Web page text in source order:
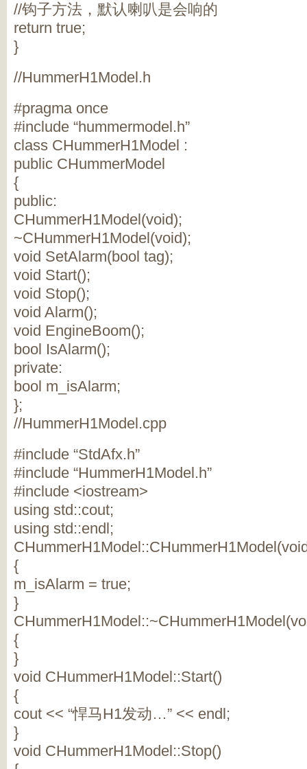
//钩子方法，默认喇叭是会响的
return true;
}
//HummerH1Model.h
#pragma once
#include “hummermodel.h”
class CHummerH1Model :
public CHummerModel
{
public:
CHummerH1Model(void);
~CHummerH1Model(void);
void SetAlarm(bool tag);
void Start();
void Stop();
void Alarm();
void EngineBoom();
bool IsAlarm();
private:
bool m_isAlarm;
};
//HummerH1Model.cpp
#include “StdAfx.h”
#include “HummerH1Model.h”
#include <iostream>
using std::cout;
using std::endl;
{
m_isAlarm = true;
}
{
}
void CHummerH1Model::Start()
{
cout << “悍马H1发动…” << endl;
}
void CHummerH1Model::Stop()